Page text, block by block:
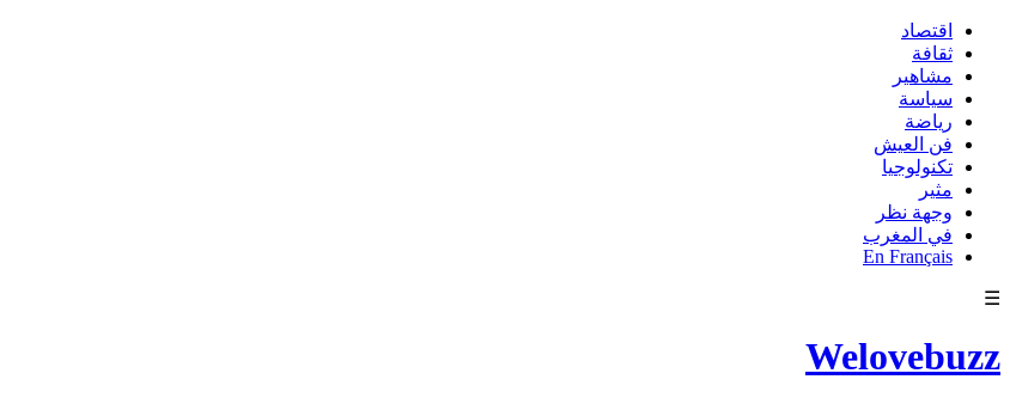
اقتصاد
ثقافة
مشاهير
سياسة
رياضة
فن العيش
تكنولوجيا
مثير
وجهة نظر
في المغرب
En Français
☰
Welovebuzz